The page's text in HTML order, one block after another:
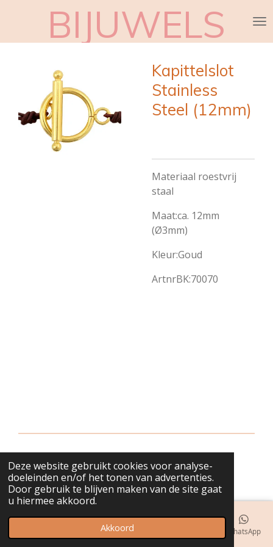
Deze website gebruikt cookies voor analyse-
doeleinden en/of het tonen van advertenties.
Door gebruik te blijven maken van de site gaat
u hiermee akkoord.
Akkoord
naar
hoofdinhoud
BIJUWELS
Kapittelslot
Stainless
Steel (12mm)
Materiaal roestvrij
staal
Maat:ca. 12mm
(Ø3mm)
Kleur:Goud
ArtnrBK:70070
© 2018 - 2026 bijuwels
Telefoonnummer WhatsApp